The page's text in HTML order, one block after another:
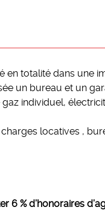
en totalité dans une
un bureau et un
individuel,
locatives ,
% d’honoraires